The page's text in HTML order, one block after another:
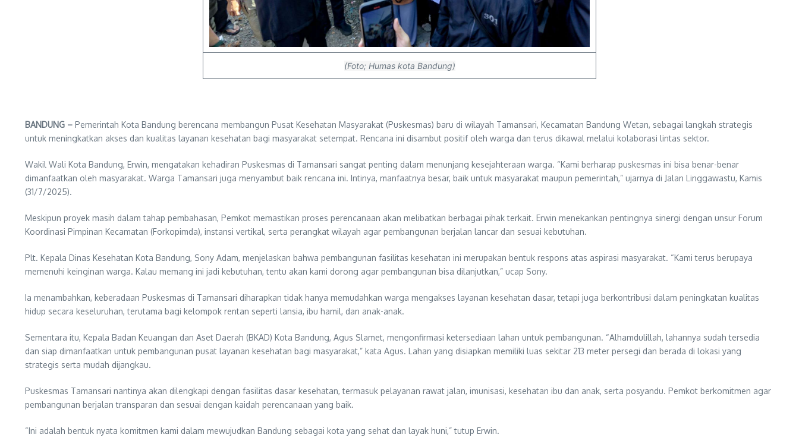
(Foto; Humas kota Bandung)
BANDUNG – Pemerintah Kota Bandung berencana membangun Pusat Kesehatan Masyarakat (Puskesmas) baru di wilayah Tamansari, Kecamatan Bandung Wetan, sebagai langkah strategis
untuk meningkatkan akses dan kualitas layanan kesehatan bagi masyarakat setempat. Rencana ini disambut positif oleh warga dan terus dikawal melalui kolaborasi lintas sektor.
Wakil Wali Kota Bandung, Erwin, mengatakan kehadiran Puskesmas di Tamansari sangat penting dalam menunjang kesejahteraan warga. “Kami berharap puskesmas ini bisa benar-benar
dimanfaatkan oleh masyarakat. Warga Tamansari juga menyambut baik rencana ini. Intinya, manfaatnya besar, baik untuk masyarakat maupun pemerintah,” ujarnya di Jalan Linggawastu, Kamis
(31/7/2025).
Meskipun proyek masih dalam tahap pembahasan, Pemkot memastikan proses perencanaan akan melibatkan berbagai pihak terkait. Erwin menekankan pentingnya sinergi dengan unsur Forum
Koordinasi Pimpinan Kecamatan (Forkopimda), instansi vertikal, serta perangkat wilayah agar pembangunan berjalan lancar dan sesuai kebutuhan.
Plt. Kepala Dinas Kesehatan Kota Bandung, Sony Adam, menjelaskan bahwa pembangunan fasilitas kesehatan ini merupakan bentuk respons atas aspirasi masyarakat. “Kami terus berupaya
memenuhi keinginan warga. Kalau memang ini jadi kebutuhan, tentu akan kami dorong agar pembangunan bisa dilanjutkan,” ucap Sony.
Ia menambahkan, keberadaan Puskesmas di Tamansari diharapkan tidak hanya memudahkan warga mengakses layanan kesehatan dasar, tetapi juga berkontribusi dalam peningkatan kualitas
hidup secara keseluruhan, terutama bagi kelompok rentan seperti lansia, ibu hamil, dan anak-anak.
Sementara itu, Kepala Badan Keuangan dan Aset Daerah (BKAD) Kota Bandung, Agus Slamet, mengonfirmasi ketersediaan lahan untuk pembangunan. “Alhamdulillah, lahannya sudah tersedia
dan siap dimanfaatkan untuk pembangunan pusat layanan kesehatan bagi masyarakat,” kata Agus. Lahan yang disiapkan memiliki luas sekitar 213 meter persegi dan berada di lokasi yang
strategis serta mudah dijangkau.
Puskesmas Tamansari nantinya akan dilengkapi dengan fasilitas dasar kesehatan, termasuk pelayanan rawat jalan, imunisasi, kesehatan ibu dan anak, serta posyandu. Pemkot berkomitmen agar
pembangunan berjalan transparan dan sesuai dengan kaidah perencanaan yang baik.
“Ini adalah bentuk nyata komitmen kami dalam mewujudkan Bandung sebagai kota yang sehat dan layak huni,” tutup Erwin.